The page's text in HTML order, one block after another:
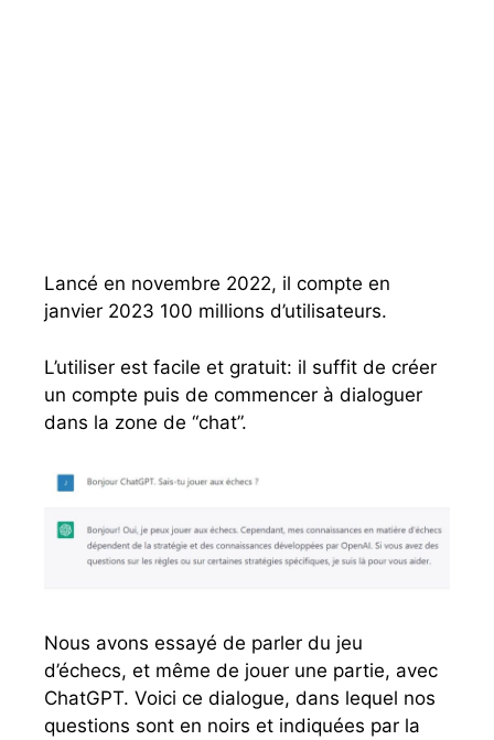
Lancé en novembre 2022, il compte en
janvier 2023 100 millions d’utilisateurs.
L’utiliser est facile et gratuit: il suffit de créer
un compte puis de commencer à dialoguer
dans la zone de “chat”.
Nous avons essayé de parler du jeu
d’échecs, et même de jouer une partie, avec
ChatGPT. Voici ce dialogue, dans lequel nos
questions sont en noirs et indiquées par la